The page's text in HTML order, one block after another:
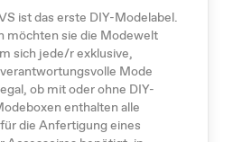
ist das erste DIY-Modelabel.
möchten sie die Modewelt
sich jede/r exklusive,
Mode
ob mit oder ohne DIY-
enthalten alle
die Anfertigung eines